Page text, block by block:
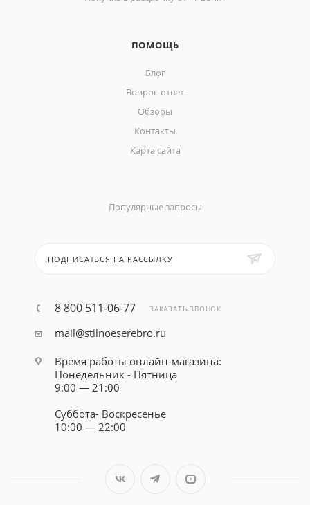
ПОМОЩЬ
Блог
Вопрос-ответ
Обзоры
Контакты
Карта сайта
Популярные запросы
ПОДПИСАТЬСЯ НА РАССЫЛКУ
8 800 511-06-77 ЗАКАЗАТЬ ЗВОНОК
mail@stilnoeserebro.ru
Время работы онлайн-магазина:
Понедельник - Пятница
9:00 — 21:00
Суббота- Воскресенье
10:00 — 22:00